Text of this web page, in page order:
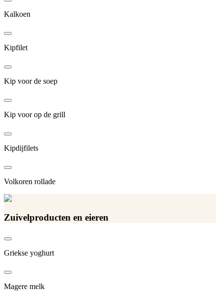
Kalkoen
Kipfilet
Kip voor de soep
Kip voor op de grill
Kipdijfilets
Volkoren rollade
Zuivelproducten en eieren
Griekse yoghurt
Magere melk